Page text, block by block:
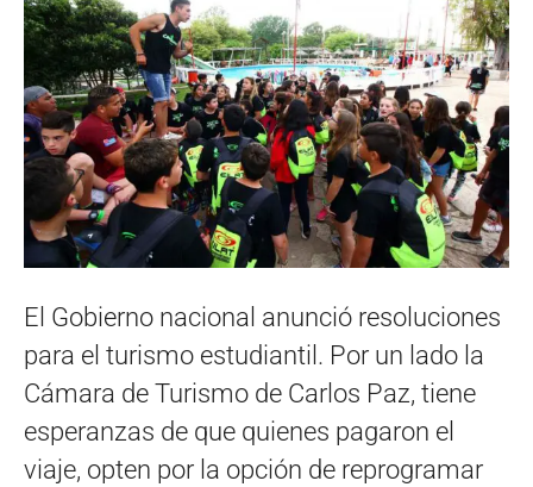
El Gobierno nacional anunció resoluciones
para el turismo estudiantil. Por un lado la
Cámara de Turismo de Carlos Paz, tiene
esperanzas de que quienes pagaron el
viaje, opten por la opción de reprogramar